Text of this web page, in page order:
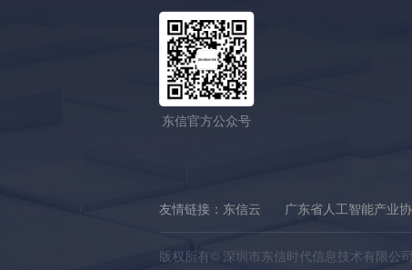
东信官方公众号
友情链接： 东信云 广东省人工智能产业
版权所有© 深圳市东信时代信息技术有限公